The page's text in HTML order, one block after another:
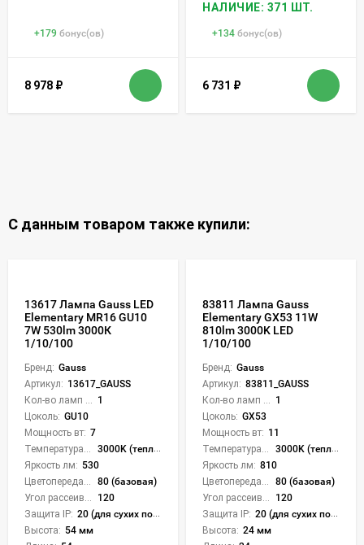
+179 бонус(ов)
8 978 ₽
НАЛИЧИЕ: 371 ШТ.
+134 бонус(ов)
6 731 ₽
С данным товаром также купили:
13617 Лампа Gauss LED
Elementary MR16 GU10
7W 530lm 3000К
1/10/100
Бренд: Gauss
Артикул: 13617_GAUSS
Кол-во ламп или LED: 1
Цоколь: GU10
Мощность вт: 7
Температура света:
3000K (теплый)
Яркость лм: 530
Цветопередача (CRI):
80 (базовая)
Угол рассеивания света °:
120
Защита IP: 20 (для сухих пом.)
Высота: 54 мм
83811 Лампа Gauss
Elementary GX53 11W
810lm 3000K LED
1/10/100
Бренд: Gauss
Артикул: 83811_GAUSS
Кол-во ламп или LED: 1
Цоколь: GX53
Мощность вт: 11
Температура света:
3000K (теплый)
Яркость лм: 810
Цветопередача (CRI):
80 (базовая)
Угол рассеивания света °:
120
Защита IP: 20 (для сухих пом.)
Высота: 24 мм